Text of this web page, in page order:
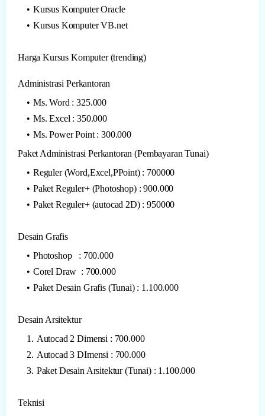
Kursus Komputer Oracle
Kursus Komputer VB.net
Harga Kursus Komputer (trending)
Administrasi Perkantoran
Ms. Word : 325.000
Ms. Excel : 350.000
Ms. Power Point : 300.000
Paket Administrasi Perkantoran (Pembayaran Tunai)
Reguler (Word,Excel,PPoint) : 700000
Paket Reguler+ (Photoshop) : 900.000
Paket Reguler+ (autocad 2D) : 950000
Desain Grafis
Photoshop : 700.000
Corel Draw : 700.000
Paket Desain Grafis (Tunai) : 1.100.000
Desain Arsitektur
Autocad 2 Dimensi : 700.000
Autocad 3 DImensi : 700.000
Paket Desain Arsitektur (Tunai) : 1.100.000
Teknisi